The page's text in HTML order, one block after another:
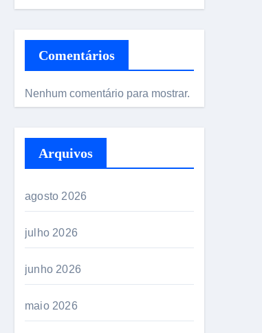
Comentários
Nenhum comentário para mostrar.
Arquivos
agosto 2026
julho 2026
junho 2026
maio 2026